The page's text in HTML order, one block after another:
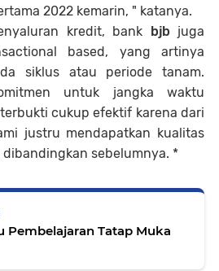
2022 kemarin, " katanya.
kredit, bank
bjb juga
based, yang artinya
siklus atau periode tanam.
untuk jangka waktu
cukup efektif karena dari
justru mendapatkan kualitas
sebelumnya. *
Pembelajaran Tatap Muka